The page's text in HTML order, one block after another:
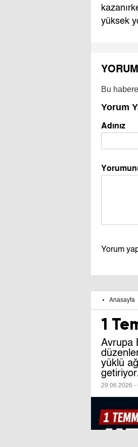
yüksek
Bu
Yorum
Adınız
Yorum
Anasayfa
1
Avrupa
yüklü
getiriyor.
29.06.2026 -